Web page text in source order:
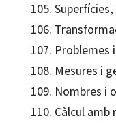
105.
106.
107. Problemes
108. Mesures i
109. Nombres i
110. Càlcul